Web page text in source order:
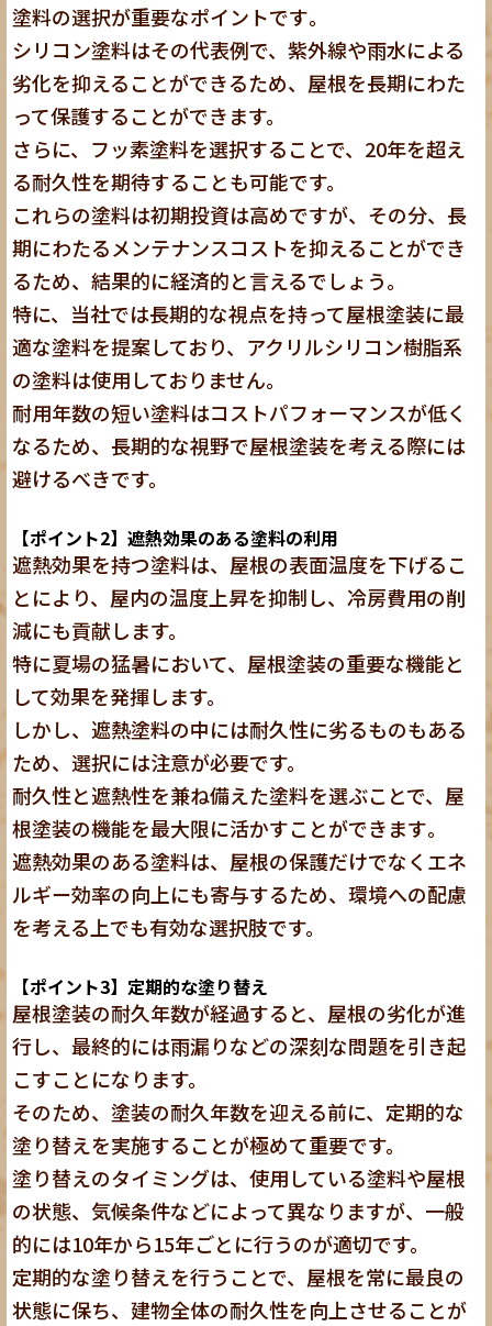
塗料の選択が重要なポイントです。
シリコン塗料はその代表例で、紫外線や雨水による
劣化を抑えることができるため、屋根を長期にわた
って保護することができます。
さらに、フッ素塗料を選択することで、20年を超え
る耐久性を期待することも可能です。
これらの塗料は初期投資は高めですが、その分、長
期にわたるメンテナンスコストを抑えることができ
るため、結果的に経済的と言えるでしょう。
特に、当社では長期的な視点を持って屋根塗装に最
適な塗料を提案しており、アクリルシリコン樹脂系
の塗料は使用しておりません。
耐用年数の短い塗料はコストパフォーマンスが低く
なるため、長期的な視野で屋根塗装を考える際には
避けるべきです。
【ポイント2】遮熱効果のある塗料の利用
遮熱効果を持つ塗料は、屋根の表面温度を下げるこ
とにより、屋内の温度上昇を抑制し、冷房費用の削
減にも貢献します。
特に夏場の猛暑において、屋根塗装の重要な機能と
して効果を発揮します。
しかし、遮熱塗料の中には耐久性に劣るものもある
ため、選択には注意が必要です。
耐久性と遮熱性を兼ね備えた塗料を選ぶことで、屋
根塗装の機能を最大限に活かすことができます。
遮熱効果のある塗料は、屋根の保護だけでなくエネ
ルギー効率の向上にも寄与するため、環境への配慮
を考える上でも有効な選択肢です。
【ポイント3】定期的な塗り替え
屋根塗装の耐久年数が経過すると、屋根の劣化が進
行し、最終的には雨漏りなどの深刻な問題を引き起
こすことになります。
そのため、塗装の耐久年数を迎える前に、定期的な
塗り替えを実施することが極めて重要です。
塗り替えのタイミングは、使用している塗料や屋根
の状態、気候条件などによって異なりますが、 一般
的には10年から15年ごとに行うのが適切です。
定期的な塗り替えを行うことで、屋根を常に最良の
状態に保ち、建物全体の耐久性を向上させることが